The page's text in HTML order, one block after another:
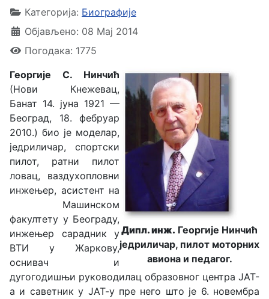
Категорија: Биографије
Објављено: 08 Мај 2014
Погодака: 1775
Дипл. инж. Георгије Нинчић
једриличар, пилот моторних
авиона и педагог.
Георгије С. Нинчић
(Нови Кнежевац,
Банат 14. јуна 1921 —
Београд, 18. фебруар
2010.) био jе моделар,
једриличар, спортски
пилот, ратни пилот
ловац, ваздухопловни
инжењер, асистент на
Машинском
факултету у Београду,
инжењер сарадник у
ВТИ у Жаркову,
оснивач и
дугогодишњи руководилац образовног центра ЈАТ-
а и саветник у ЈАТ-у пре него што је 6. новембра